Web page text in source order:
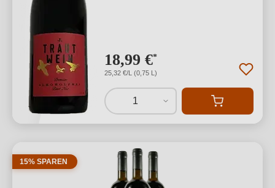
18,99 €*
25,32 €/L (0,75 L)
1
15% SPAREN